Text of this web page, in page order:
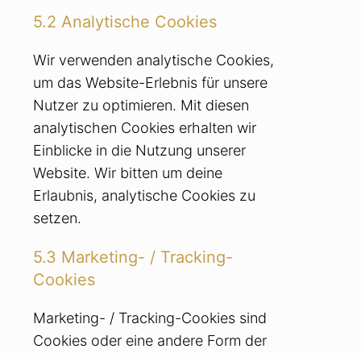
5.2 Analytische Cookies
Wir verwenden analytische Cookies,
um das Website-Erlebnis für unsere
Nutzer zu optimieren. Mit diesen
analytischen Cookies erhalten wir
Einblicke in die Nutzung unserer
Website. Wir bitten um deine
Erlaubnis, analytische Cookies zu
setzen.
5.3 Marketing- / Tracking-
Cookies
Marketing- / Tracking-Cookies sind
Cookies oder eine andere Form der